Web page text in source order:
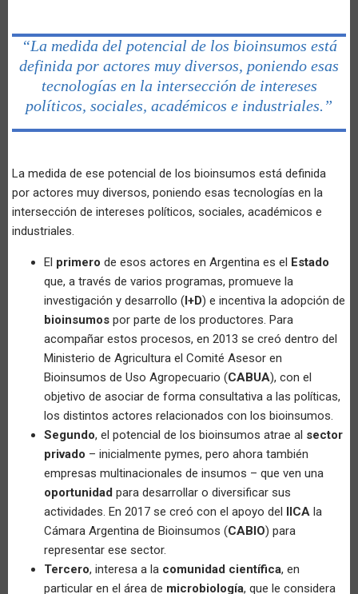
“La medida del potencial de los bioinsumos está
definida por actores muy diversos, poniendo esas
tecnologías en la intersección de intereses
políticos, sociales, académicos e industriales.”
La medida de ese potencial de los bioinsumos está definida
por actores muy diversos, poniendo esas tecnologías en la
intersección de intereses políticos, sociales, académicos e
industriales.
El primero de esos actores en Argentina es el Estado
que, a través de varios programas, promueve la
investigación y desarrollo (I+D) e incentiva la adopción de
bioinsumos por parte de los productores. Para
acompañar estos procesos, en 2013 se creó dentro del
Ministerio de Agricultura el Comité Asesor en
Bioinsumos de Uso Agropecuario (CABUA), con el
objetivo de asociar de forma consultativa a las políticas,
los distintos actores relacionados con los bioinsumos.
Segundo, el potencial de los bioinsumos atrae al sector
privado – inicialmente pymes, pero ahora también
empresas multinacionales de insumos – que ven una
oportunidad para desarrollar o diversificar sus
actividades. En 2017 se creó con el apoyo del IICA la
Cámara Argentina de Bioinsumos (CABIO) para
representar ese sector.
Tercero, interesa a la comunidad científica, en
particular en el área de microbiología, que le considera